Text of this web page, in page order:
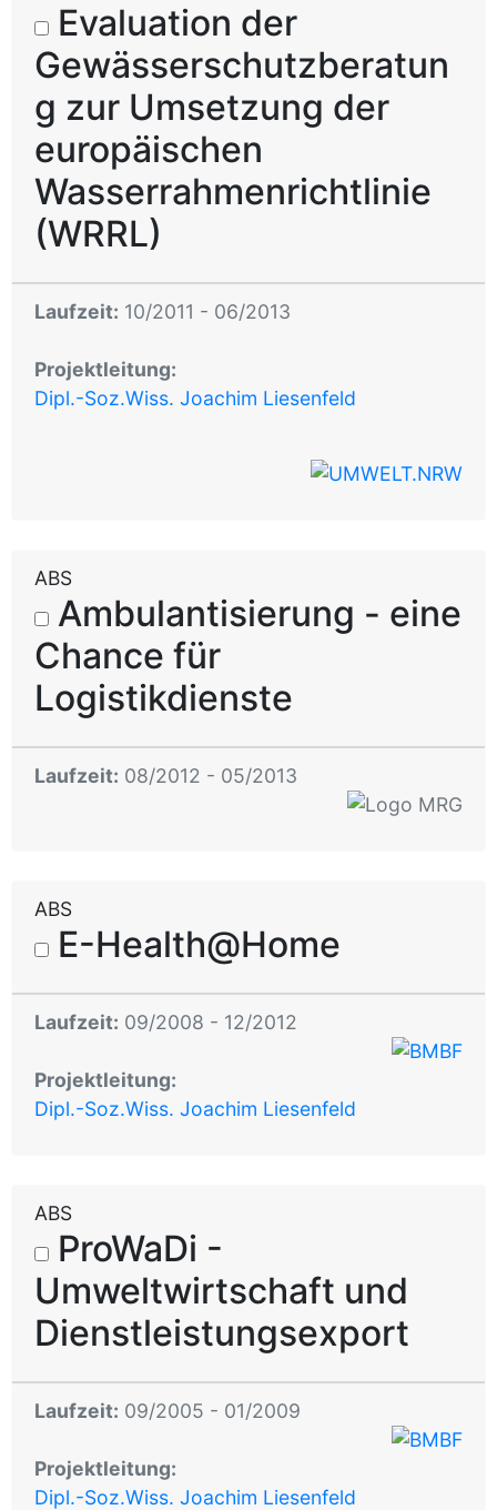
Evaluation der
Gewässerschutzberatun
g zur Umsetzung der
europäischen
Wasserrahmenrichtlinie
(WRRL)
Laufzeit: 10/2011 - 06/2013
Projektleitung:
Dipl.-Soz.Wiss. Joachim Liesenfeld
ABS
Ambulantisierung - eine
Chance für
Logistikdienste
Laufzeit: 08/2012 - 05/2013
ABS
E-Health@Home
Laufzeit: 09/2008 - 12/2012
Projektleitung:
Dipl.-Soz.Wiss. Joachim Liesenfeld
ABS
ProWaDi -
Umweltwirtschaft und
Dienstleistungsexport
Laufzeit: 09/2005 - 01/2009
Projektleitung:
Dipl.-Soz.Wiss. Joachim Liesenfeld